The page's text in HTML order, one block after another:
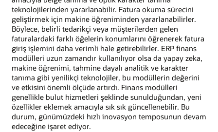
teknolojilerinden yararlanabilir. Fatura okuma sürecini
geliştirmek için makine öğreniminden yararlanabilirler.
Böylece, belirli tedarikçi veya müşterilerden gelen
faturalardaki farklı öğelerin konumlarını öğrenerek fatura
giriş işlemini daha verimli hale getirebilirler. ERP finans
modülleri uzun zamandır kullanılıyor olsa da yapay zeka,
makine öğrenimi, tahmine dayalı analitik ve karakter
tanıma gibi yenilikçi teknolojiler, bu modüllerin değerini
ve etkisini önemli ölçüde artırdı. Finans modülleri
genellikle bulut hizmetleri şeklinde sunulduğundan, yeni
özellikler eklemek amacıyla sık sık güncellenebilir. Bu
durum, günümüzdeki hızlı inovasyon temposunun devam
edeceğine işaret ediyor.